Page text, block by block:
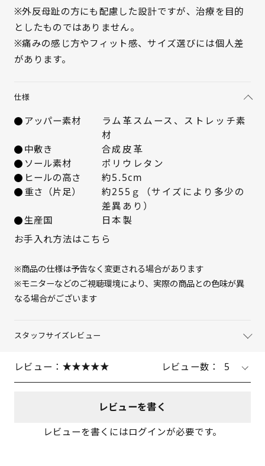
※外反母趾の方にも配慮した設計ですが、治療を目的
としたものではありません。
※痛みの感じ方やフィット感、サイズ選びには個人差
があります。
仕様
アッパー素材
ラム革スムース、ストレッチ素
材
中敷き
合成皮革
ソール素材
ポリウレタン
ヒールの高さ
約5.5cm
重さ（片足）
約255ｇ（サイズにより多少の
差異あり）
生産国
日本製
お手入れ方法はこちら
※商品の仕様は予告なく変更される場合があります
※モニターなどのご視聴環境により、実際の商品との色味が異
なる場合がございます
スタッフサイズレビュー
レビュー： レビュー数： 5
レビューを書く
レビューを書くにはログインが必要です。